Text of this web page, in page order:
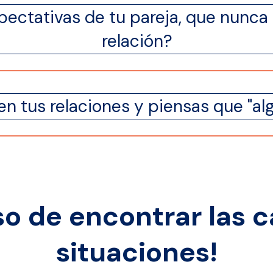
de tu pareja, que
relación?
tus relaciones y piensas que
de encontrar las
situaciones!